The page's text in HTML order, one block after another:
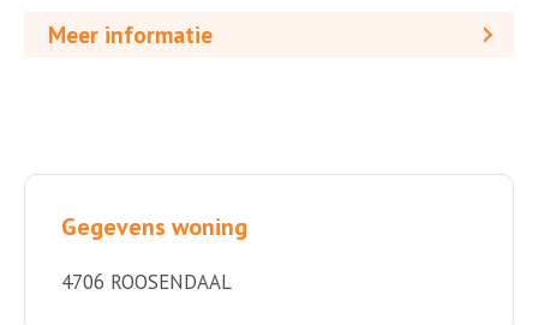
Meer informatie
Gegevens woning
4706 ROOSENDAAL